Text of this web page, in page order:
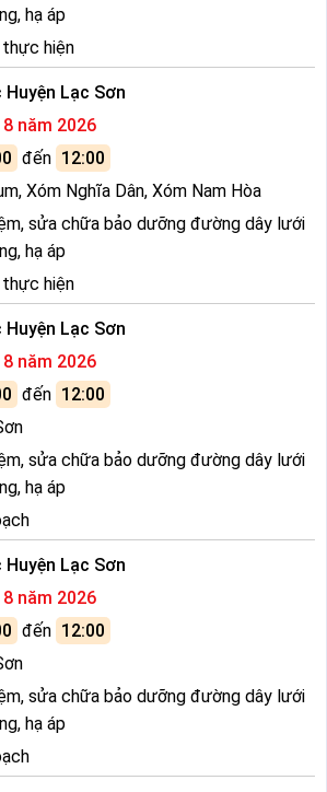
hạ áp
hiện
Lạc Sơn
năm 2026
đến 12:00
Xóm Nghĩa Dân, Xóm Nam Hòa
sửa chữa bảo dưỡng đường dây lưới
hạ áp
hiện
Lạc Sơn
năm 2026
đến 12:00
sửa chữa bảo dưỡng đường dây lưới
hạ áp
Lạc Sơn
năm 2026
đến 12:00
sửa chữa bảo dưỡng đường dây lưới
hạ áp